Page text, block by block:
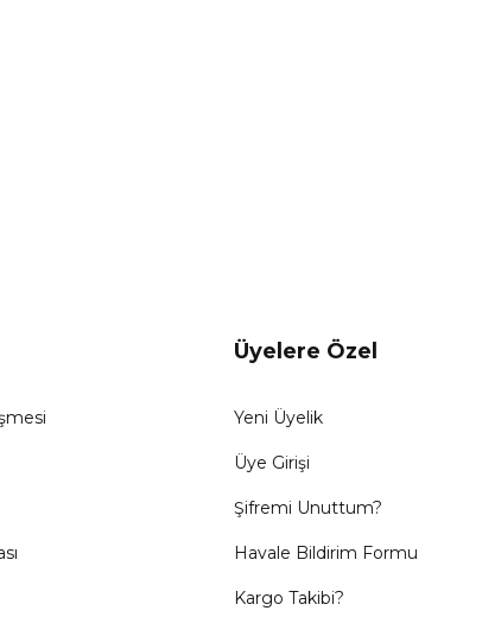
Üyelere Özel
Yeni Üyelik
Üye Girişi
Şifremi Unuttum?
Havale Bildirim Formu
Kargo Takibi?